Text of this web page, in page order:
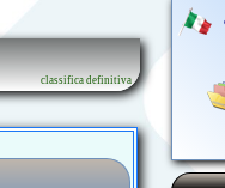
classifica definitiva